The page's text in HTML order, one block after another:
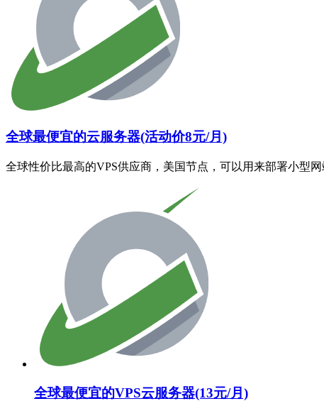
全球最便宜的云服务器(活动价8元/月)
全球性价比最高的VPS供应商，美国节点，可以用来部署小型
全球最便宜的VPS云服务器(13元/月)